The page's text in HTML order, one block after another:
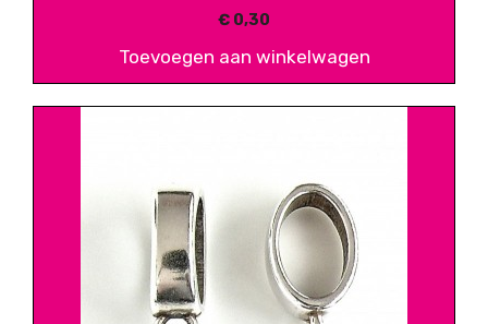
€ 0,30
Toevoegen aan winkelwagen